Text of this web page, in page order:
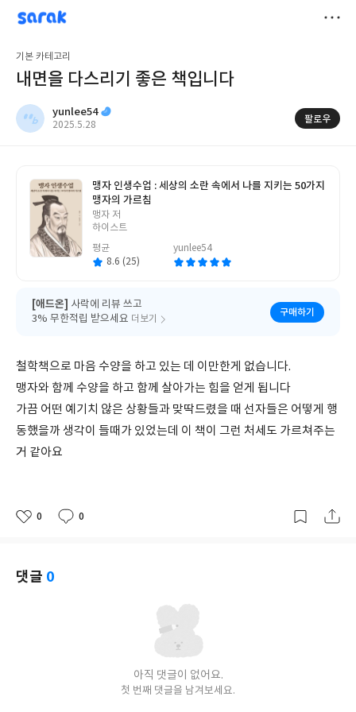
sarak
yunlee54
기본 카테고리
내면을 다스리기 좋은 책입니다
yunlee54
작
2025.5.28
팔로우
맹자 인생수업 : 세상의 소란 속에서 나를 지키는 50가지
맹자의 가르침
글
쓴
맹자 저
하이스트
평균
8.6 (25)
yunlee54
[애드온] 사락에 리뷰 쓰고
3% 무한적립 받으세요 더보기
구매하기
철학책으로 마음 수양을 하고 있는 데 이만한게 없습니다.
맹자와 함께 수양을 하고 함께 살아가는 힘을 얻게 됩니다
가끔 어떤 예기치 않은 상황들과 맞딱드렸을 때 선자들은 어떻게 행
동했을까 생각이 들때가 있었는데 이 책이 그런 처세도 가르쳐주는
거 같아요
좋
0
댓
0
작
댓글 0
아직 댓글이 없어요.
첫 번째 댓글을 남겨보세요.